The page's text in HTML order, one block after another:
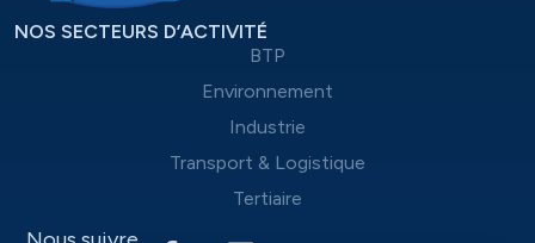
NOS SECTEURS D’ACTIVITÉ
BTP
Environnement
Industrie
Transport & Logistique
Tertiaire